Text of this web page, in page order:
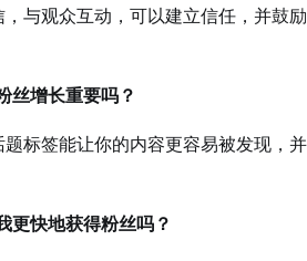
与观众互动，可以建立信任，并鼓
丝增长重要吗？
标签能让你的内容更容易被发现，
更快地获得粉丝吗？